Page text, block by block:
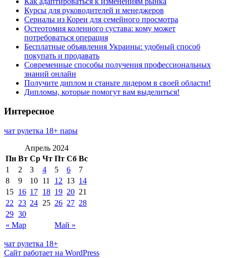
Курсы для руководителей и менеджеров
Сериалы из Кореи для семейного просмотра
Остеотомия коленного сустава: кому может
потребоваться операция
Бесплатные объявления Украины: удобный способ
покупать и продавать
Современные способы получения профессиональных
знаний онлайн
Получите диплом и станьте лидером в своей области!
Дипломы, которые помогут вам выделиться!
Интересное
чат рулетка 18+ пары
Апрель 2024
Пн Вт Ср Чт Пт Сб Вс
« Мар Май »
1 2 3 4 5 6
7
8
9 10 11 12 13 14
15 16 17 18 19 20 21
22
23 24 25 26 27 28
29 30
чат рулетка 18+
Сайт работает на WordPress